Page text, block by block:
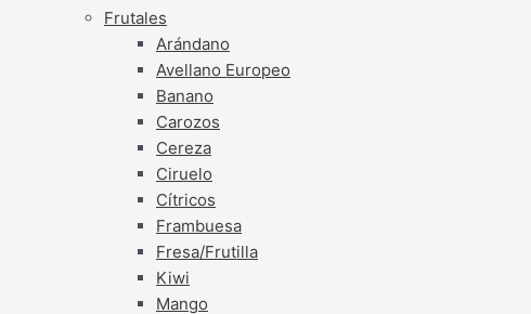
Frutales
Arándano
Avellano Europeo
Banano
Carozos
Cereza
Ciruelo
Cítricos
Frambuesa
Fresa/Frutilla
Kiwi
Mango